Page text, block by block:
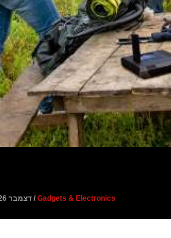
Gadgets & Electronics / דצמבר 26, 2023